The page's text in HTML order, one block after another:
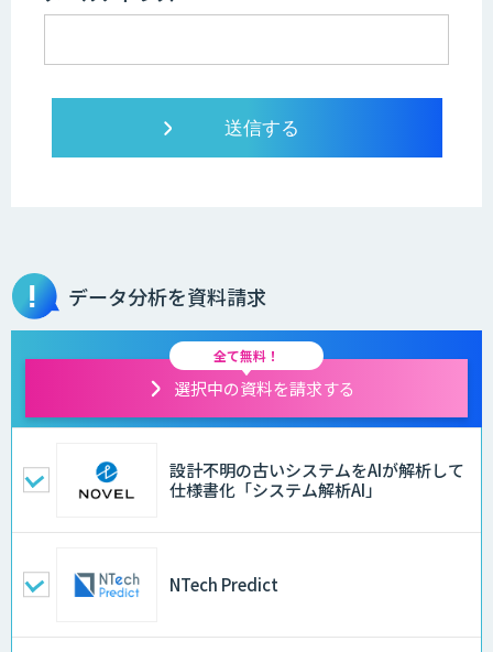
データ分析を資料請求
全て無料！
選択中の資料を請求する
設計不明の古いシステムをAIが解析して
仕様書化「システム解析AI」
NTech Predict